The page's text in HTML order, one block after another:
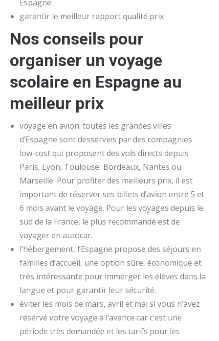
Espagne
garantir le meilleur rapport qualité prix
Nos conseils pour
organiser un voyage
scolaire en Espagne au
meilleur prix
voyage en avion: toutes les grandes villes
d’Espagne sont desservies par des compagnies
low-cost qui proposent des vols directs depuis
Paris, Lyon, Toulouse, Bordeaux, Nantes ou
Marseille. Pour profiter des meilleurs prix, il est
important de réserver ses billets d’avion entre 5 et
6 mois avant le voyage. Pour les voyages depuis le
sud de la France, le plus recommandé est de
voyager en autocar.
l’hébergement, l’Espagne propose des séjours en
familles d’accueil, une option sûre, économique et
très intéressante pour immerger les élèves dans la
langue et pour garantir leur sécurité.
éviter les mois de mars, avril et mai si vous n’avez
réservé votre voyage à l’avance car c’est une
période très demandée et les tarifs pour les